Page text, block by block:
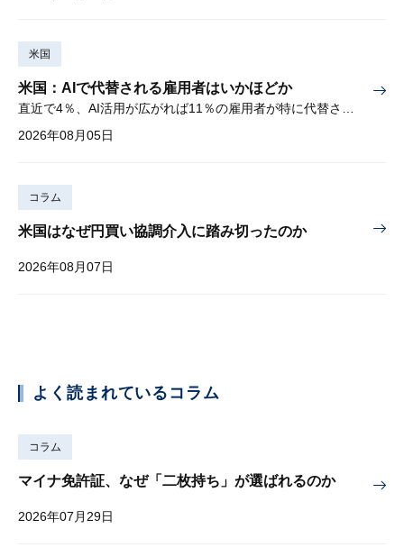
米国
米国：AIで代替される雇用者はいかほどか
直近で4％、AI活用が広がれば11％の雇用者が特に代替されやすい
2026年08月05日
コラム
米国はなぜ円買い協調介入に踏み切ったのか
2026年08月07日
よく読まれているコラム
コラム
マイナ免許証、なぜ「二枚持ち」が選ばれるのか
2026年07月29日